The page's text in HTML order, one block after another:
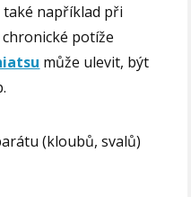
také například při
potíže
může ulevit, být
(kloubů, svalů)